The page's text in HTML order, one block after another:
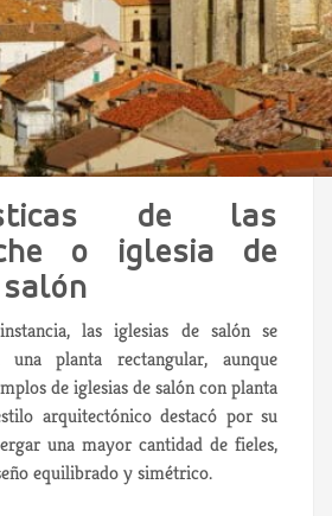
de las
o iglesia de
las iglesias de salón se
una planta rectangular, aunque
de iglesias de salón con planta
arquitectónico destacó por su
una mayor cantidad de fieles,
equilibrado y simétrico.